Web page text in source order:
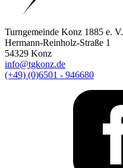
Turngemeinde Konz 1885 e. V.
Hermann-Reinholz-Straße 1
54329 Konz
info@tgkonz.de
(+49) (0)6501 - 946680